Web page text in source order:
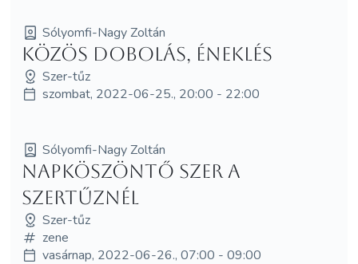
Sólyomfi-Nagy Zoltán
Közös dobolás, éneklés
Szer-tűz
szombat, 2022-06-25., 20:00 - 22:00
Sólyomfi-Nagy Zoltán
Napköszöntő Szer a
Szertűznél
Szer-tűz
zene
vasárnap, 2022-06-26., 07:00 - 09:00